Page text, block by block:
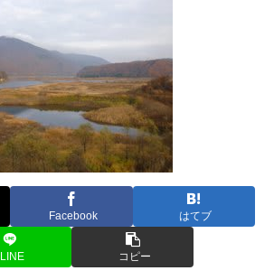
Facebook はてブ
LINE コピー